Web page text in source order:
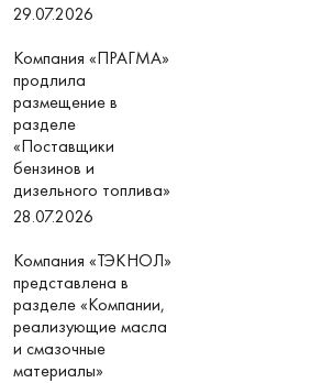
29.07.2026
Компания «ПРАГМА»
продлила
размещение в
разделе
«Поставщики
бензинов и
дизельного топлива»
28.07.2026
Компания «ТЭКНОЛ»
представлена в
разделе «Компании,
реализующие масла
и смазочные
материалы»